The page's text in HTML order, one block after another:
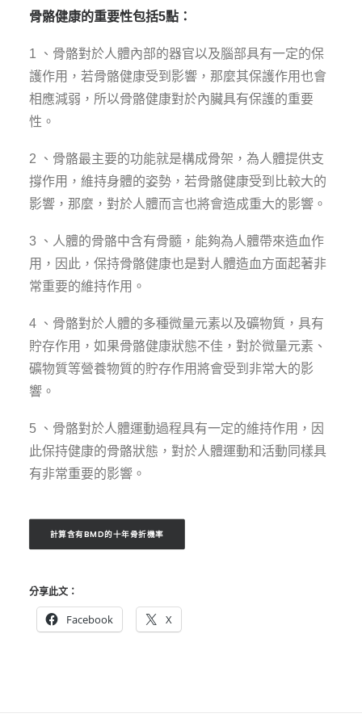
骨骼健康的重要性包括5點：
1 、骨骼對於人體內部的器官以及腦部具有一定的保
護作用，若骨骼健康受到影響，那麼其保護作用也會
相應減弱，所以骨骼健康對於內臟具有保護的重要
性。
2 、骨骼最主要的功能就是構成骨架，為人體提供支
撐作用，維持身體的姿勢，若骨骼健康受到比較大的
影響，那麼，對於人體而言也將會造成重大的影響。
3 、人體的骨骼中含有骨髓，能夠為人體帶來造血作
用，因此，保持骨骼健康也是對人體造血方面起著非
常重要的維持作用。
4 、骨骼對於人體的多種微量元素以及礦物質，具有
貯存作用，如果骨骼健康狀態不佳，對於微量元素、
礦物質等營養物質的貯存作用將會受到非常大的影
響。
5 、骨骼對於人體運動過程具有一定的維持作用，因
此保持健康的骨骼狀態，對於人體運動和活動同樣具
有非常重要的影響。
計算含有BMD的十年骨折機率
分享此文：
Facebook X